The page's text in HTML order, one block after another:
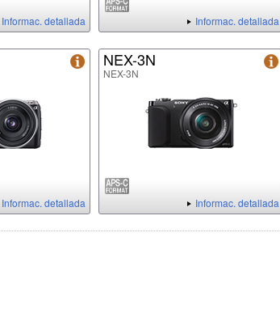
Informac. detallada Informac. detallada
Informac. detallada
NEX-3N
NEX-3N
Informac. detallada